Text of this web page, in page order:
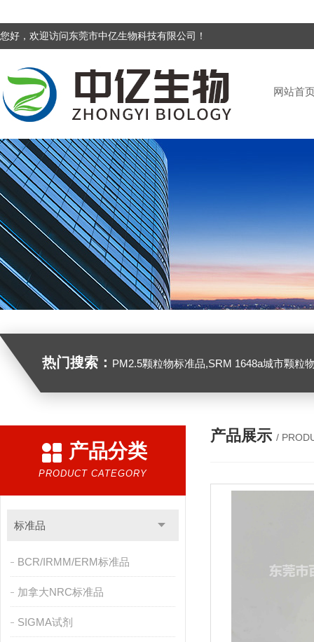
您好，欢迎访问东莞市中亿生物科技有限公司！
网站首
热门搜索： PM2.5颗粒物标准品,SRM 1648a城市颗粒物,SRM 1649B
产品分类
PRODUCT CATEGORY
标准品
BCR/IRMM/ERM标准品
加拿大NRC标准品
SIGMA试剂
产品展示 /